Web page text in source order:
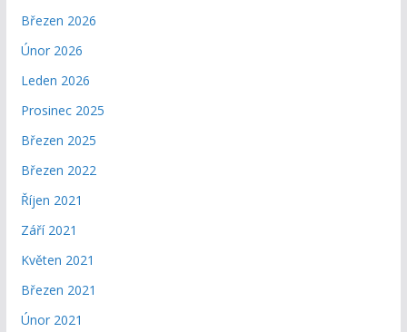
Březen 2026
Únor 2026
Leden 2026
Prosinec 2025
Březen 2025
Březen 2022
Říjen 2021
Září 2021
Květen 2021
Březen 2021
Únor 2021